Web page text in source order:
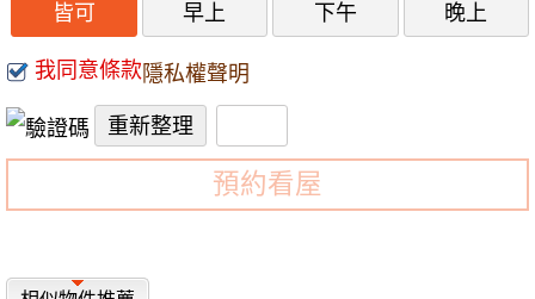
皆可 早上 下午 晚上
我同意條款隱私權聲明
預約看屋